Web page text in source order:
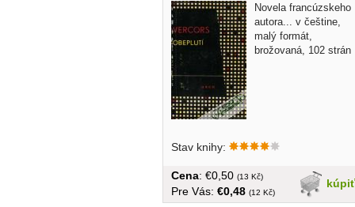
Novela francúzskeho
autora... v češtine,
malý formát,
brožovaná, 102 strán
Stav knihy:
kúpiť
Cena: €0,50 (13 Kč)
Pre Vás: €0,48 (12 Kč)